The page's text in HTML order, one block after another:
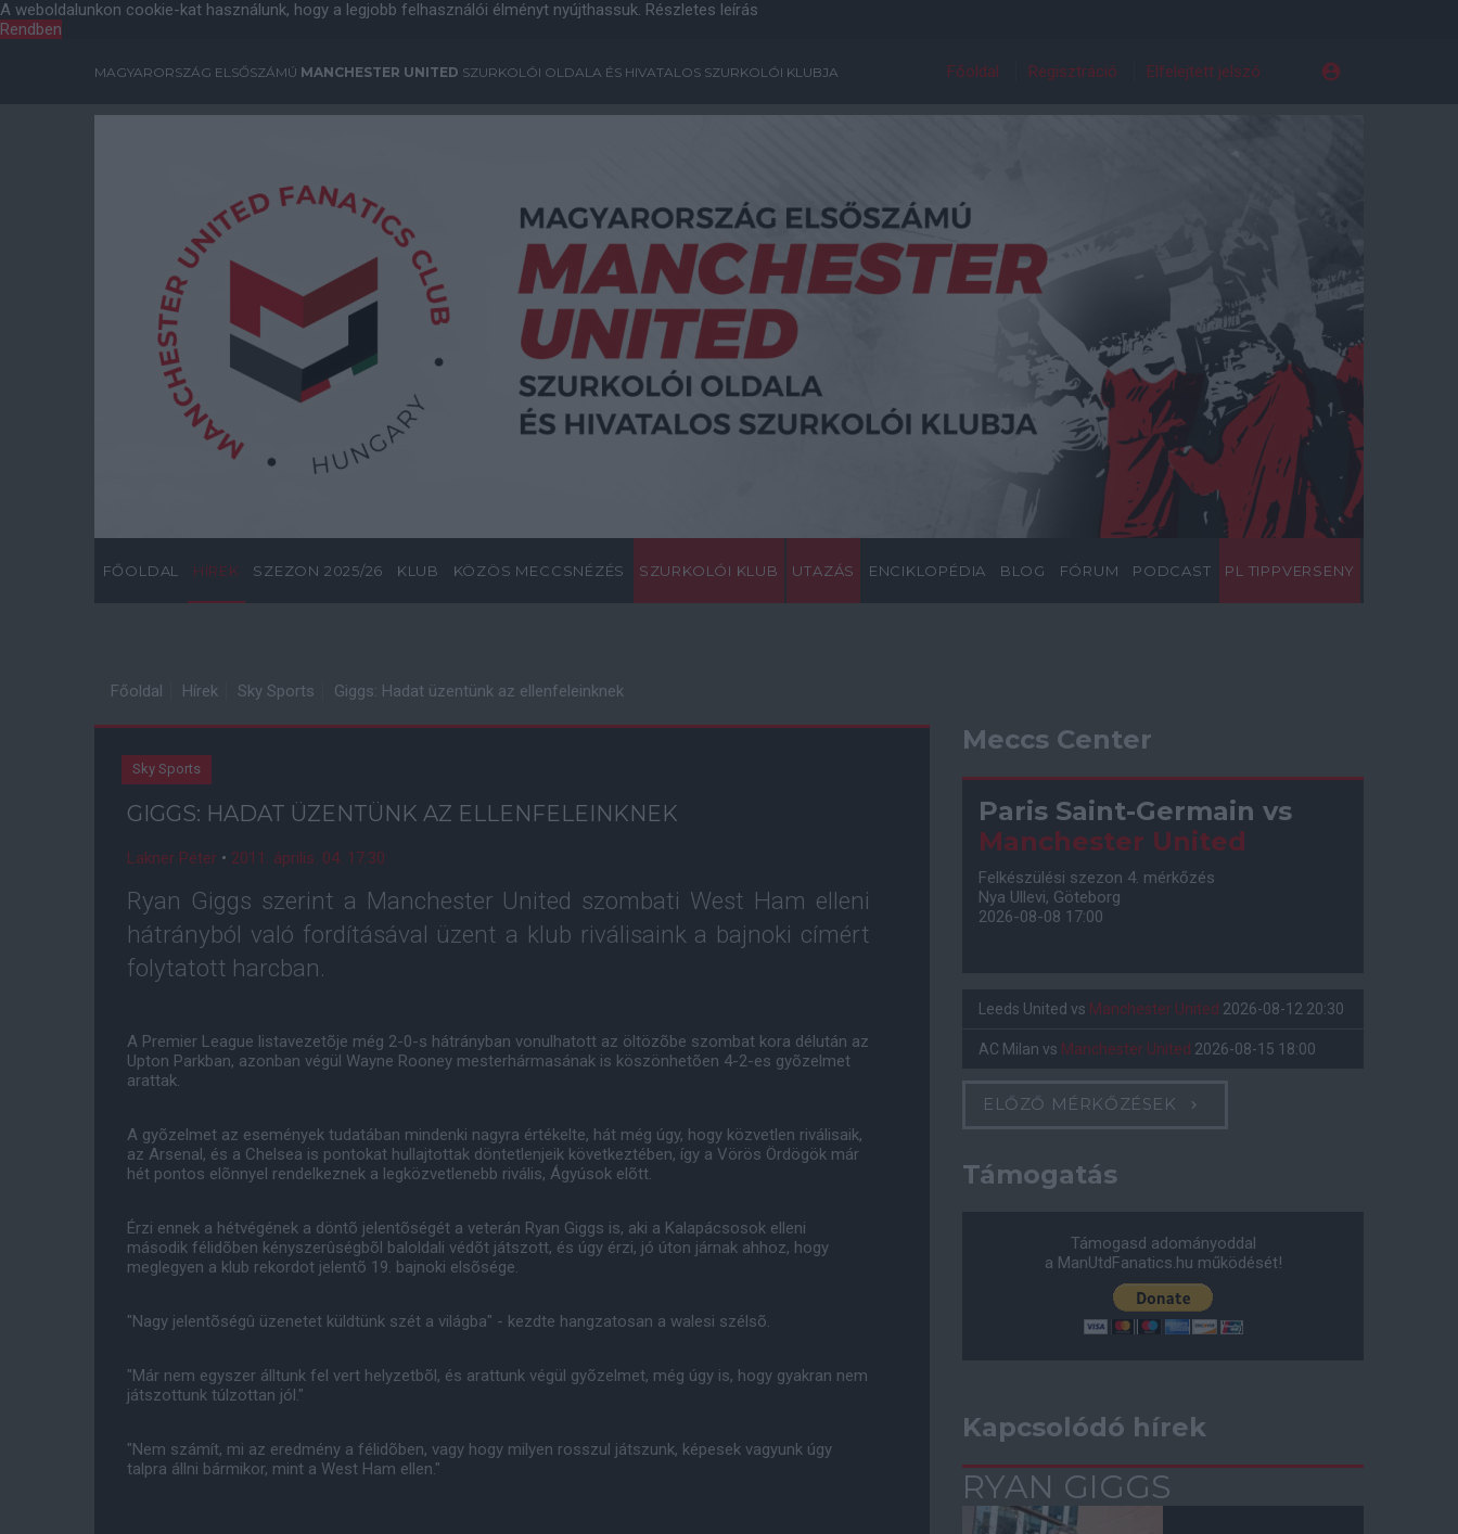
A weboldalunkon cookie-kat használunk, hogy a legjobb felhasználói élményt nyújthassuk. Részletes leírás
Rendben
MAGYARORSZÁG ELSŐSZÁMÚ MANCHESTER UNITED SZURKOLÓI OLDALA ÉS HIVATALOS SZURKOLÓI KLUBJA Főoldal Regisztráció Elfelejtett jelszó
FŐOLDAL HÍREK SZEZON 2025/26 KLUB KÖZÖS MECCSNÉZÉS SZURKOLÓI KLUB UTAZÁS ENCIKLOPÉDIA BLOG FÓRUM PODCAST PL TIPPVERSENY
Főoldal Hírek Sky Sports Giggs: Hadat üzentünk az ellenfeleinknek
Sky Sports
GIGGS: HADAT ÜZENTÜNK AZ ELLENFELEINKNEK
Lakner Péter • 2011. április. 04. 17:30
Ryan Giggs szerint a Manchester United szombati West Ham elleni
hátrányból való fordításával üzent a klub riválisaink a bajnoki címért
folytatott harcban.
A Premier League listavezetõje még 2-0-s hátrányban vonulhatott az öltözõbe szombat kora délután az
Upton Parkban, azonban végül Wayne Rooney mesterhármasának is köszönhetõen 4-2-es gyõzelmet
arattak.
A gyõzelmet az események tudatában mindenki nagyra értékelte, hát még úgy, hogy közvetlen riválisaik,
az Arsenal, és a Chelsea is pontokat hullajtottak döntetlenjeik következtében, így a Vörös Ördögök már
hét pontos elõnnyel rendelkeznek a legközvetlenebb rivális, Ágyúsok elõtt.
Érzi ennek a hétvégének a döntõ jelentõségét a veterán Ryan Giggs is, aki a Kalapácsosok elleni
második félidõben kényszerûségbõl baloldali védõt játszott, és úgy érzi, jó úton járnak ahhoz, hogy
meglegyen a klub rekordot jelentõ 19. bajnoki elsõsége.
"Nagy jelentõségû üzenetet küldtünk szét a világba" - kezdte hangzatosan a walesi szélsõ.
"Már nem egyszer álltunk fel vert helyzetbõl, és arattunk végül gyõzelmet, még úgy is, hogy gyakran nem
játszottunk túlzottan jól."
"Nem számít, mi az eredmény a félidõben, vagy hogy milyen rosszul játszunk, képesek vagyunk úgy
talpra állni bármikor, mint a West Ham ellen."
Meccs Center
Paris Saint-Germain vs
Manchester United
Felkészülési szezon 4. mérkőzés
Nya Ullevi, Göteborg
2026-08-08 17:00
Leeds United vs Manchester United 2026-08-12 20:30
AC Milan vs Manchester United 2026-08-15 18:00
ELŐZŐ MÉRKŐZÉSEK
Támogatás
Támogasd adományoddal
a ManUtdFanatics.hu működését!
Kapcsolódó hírek
RYAN GIGGS